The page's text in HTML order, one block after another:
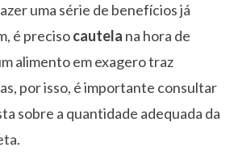
uma série de benefícios já
é precisocautela na hora de
alimento em exagero traz
por isso, é importante consultar
sobre a quantidade adequada da